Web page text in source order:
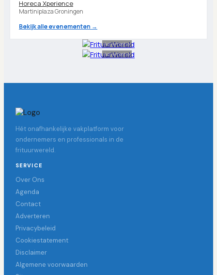
Horeca Xperience
Martiniplaza Groningen
Bekijk alle evenementen →
Advertentie
Advertentie
Hét onafhankelijke vakplatform voor
ondernemers en professionals in de
frituurwereld.
SERVICE
Over Ons
Agenda
Contact
Adverteren
Privacybeleid
Cookiestatement
Disclaimer
Algemene voorwaarden